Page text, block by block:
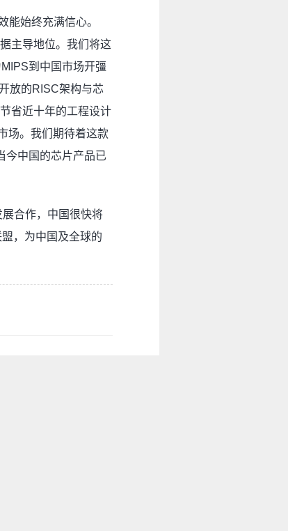
能始终充满信心。
主导地位。我们将这
到中国市场开彊
放的RISC架构与芯
省近十年的工程设计
场。我们期待着这款
今中国的芯片产品已
合作，中国很快将
，为中国及全球的